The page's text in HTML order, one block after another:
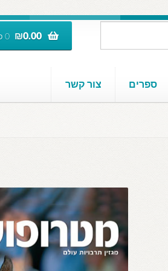
₪0.00 0 פריטים
ספרים צור קשר